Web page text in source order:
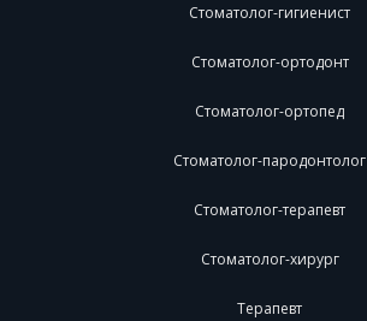
Стоматолог-гигиенист
Стоматолог-ортодонт
Стоматолог-ортопед
Стоматолог-пародонтолог
Стоматолог-терапевт
Стоматолог-хирург
Терапевт